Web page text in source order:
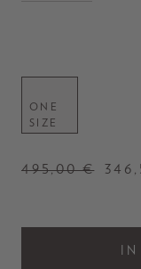
ONE
SIZE
495,00 €